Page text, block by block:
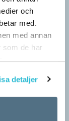
och
med.
med annan
som de har
detaljer
bara om de få
får oss att